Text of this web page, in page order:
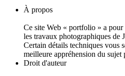
À propos
Ce site Web « portfolio » a
les travaux photographiques de
Certain détails techniques vous
meilleure appréhension du sujet
Droit d'auteur